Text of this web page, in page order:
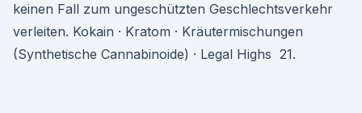
keinen Fall zum ungeschützten Geschlechtsverkehr
verleiten. Kokain · Kratom · Kräutermischungen
(Synthetische Cannabinoide) · Legal Highs 21.